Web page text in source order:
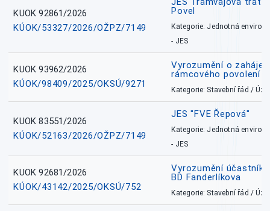
KUOK 92861/2026
KÚOK/53327/2026/OŽPZ/7149
Povel
Kategorie: Jednotná
- JES
KUOK 93962/2026
KÚOK/98409/2025/OKSÚ/9271
Vyrozumění o
rámcového povolení
Kategorie: Stavební řád /
KUOK 83551/2026
KÚOK/52163/2026/OŽPZ/7149
JES "FVE Řepová"
Kategorie: Jednotná
- JES
KUOK 92681/2026
KÚOK/43142/2025/OKSÚ/752
Vyrozumění
BD Fanderlíkova
Kategorie: Stavební řád /